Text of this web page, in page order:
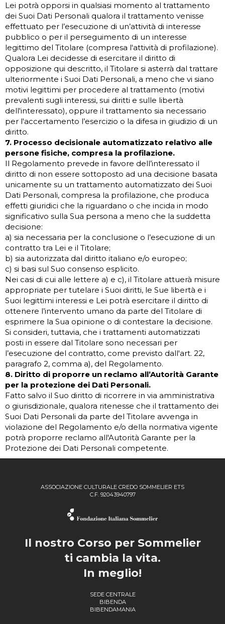
Lei potrà opporsi in qualsiasi momento al trattamento
dei Suoi Dati Personali qualora il trattamento venisse
effettuato per l’esecuzione di un’attività di interesse
pubblico o per il perseguimento di un interesse
legittimo del Titolare (compresa l'attività di profilazione).
Qualora Lei decidesse di esercitare il diritto di
opposizione qui descritto, il Titolare si asterrà dal trattare
ulteriormente i Suoi Dati Personali, a meno che vi siano
motivi legittimi per procedere al trattamento (motivi
prevalenti sugli interessi, sui diritti e sulle libertà
dell'interessato), oppure il trattamento sia necessario
per l'accertamento l’esercizio o la difesa in giudizio di un
diritto.
7. Processo decisionale automatizzato relativo alle
persone fisiche, compresa la profilazione.
Il Regolamento prevede in favore dell’interessato il
diritto di non essere sottoposto ad una decisione basata
unicamente su un trattamento automatizzato dei Suoi
Dati Personali, compresa la profilazione, che produca
effetti giuridici che la riguardano o che incida in modo
significativo sulla Sua persona a meno che la suddetta
decisione:
a) sia necessaria per la conclusione o l’esecuzione di un
contratto tra Lei e il Titolare;
b) sia autorizzata dal diritto italiano e/o europeo;
c) si basi sul Suo consenso esplicito.
Nei casi di cui alle lettere a) e c), il Titolare attuerà misure
appropriate per tutelare i Suoi diritti, le Sue libertà e i
Suoi legittimi interessi e Lei potrà esercitare il diritto di
ottenere l’intervento umano da parte del Titolare di
esprimere la Sua opinione o di contestare la decisione.
Si consideri, tuttavia, che i trattamenti automatizzati
posti in essere dal Titolare sono necessari per
l’esecuzione del contratto, come previsto dall'art. 22,
paragrafo 2, comma a), del Regolamento.
8. Diritto di proporre un reclamo all’Autorità Garante
per la protezione dei Dati Personali.
Fatto salvo il Suo diritto di ricorrere in via amministrativa
o giurisdizionale, qualora ritenesse che il trattamento dei
Suoi Dati Personali da parte del Titolare avvenga in
violazione del Regolamento e/o della normativa vigente
potrà proporre reclamo all'Autorità Garante per la
Protezione dei Dati Personali competente.
ASSOCIAZIONE CULTURALE CREDO SOMMELIER ETS
C.F. 92043940797
Il nostro Corso per Sommelier
ti cambia la vita.
In meglio!
SEDE CENTRALE
BIBENDA
BIBENDAMANIA